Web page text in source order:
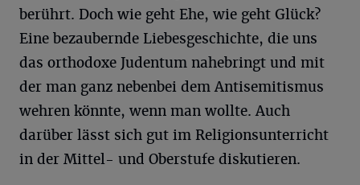
berührt. Doch wie geht Ehe, wie geht Glück?
Eine bezaubernde Liebesgeschichte, die uns
das orthodoxe Judentum nahebringt und mit
der man ganz nebenbei dem Antisemitismus
wehren könnte, wenn man wollte. Auch
darüber lässt sich gut im Religionsunterricht
in der Mittel- und Oberstufe diskutieren.